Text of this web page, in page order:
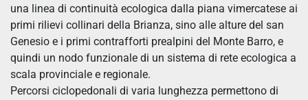
una linea di continuità ecologica dalla piana vimercatese ai
primi rilievi collinari della Brianza, sino alle alture del san
Genesio e i primi contrafforti prealpini del Monte Barro, e
quindi un nodo funzionale di un sistema di rete ecologica a
scala provinciale e regionale.
Percorsi ciclopedonali di varia lunghezza permettono di